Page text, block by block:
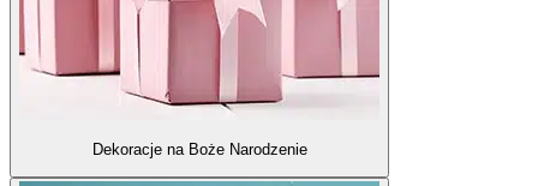
Dekoracje na Boże Narodzenie